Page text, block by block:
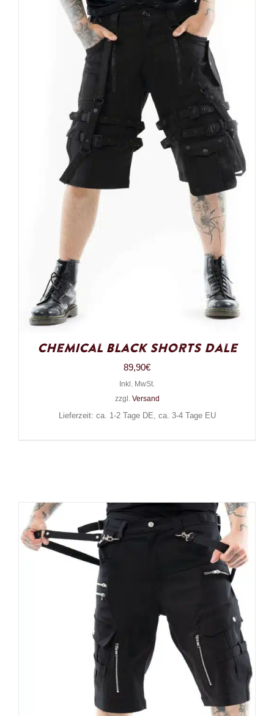
Chemical Black Shorts Dale
89,90€
Inkl. MwSt.
zzgl. Versand
Lieferzeit: ca. 1-2 Tage DE, ca. 3-4 Tage EU